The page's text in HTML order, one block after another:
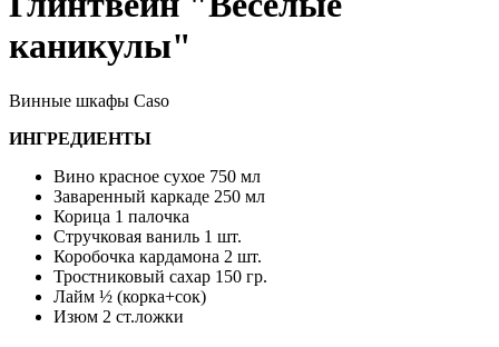
каникулы"
Винные шкафы Caso
ИНГРЕДИЕНТЫ
Вино красное сухое 750 мл
Заваренный каркаде 250 мл
Корица 1 палочка
Стручковая ваниль 1 шт.
Коробочка кардамона 2 шт.
Тростниковый сахар 150 гр.
Лайм ½ (корка+сок)
Изюм 2 ст.ложки